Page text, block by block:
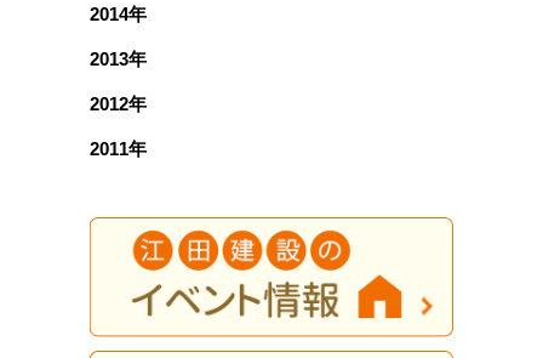
2014年
2013年
2012年
2011年